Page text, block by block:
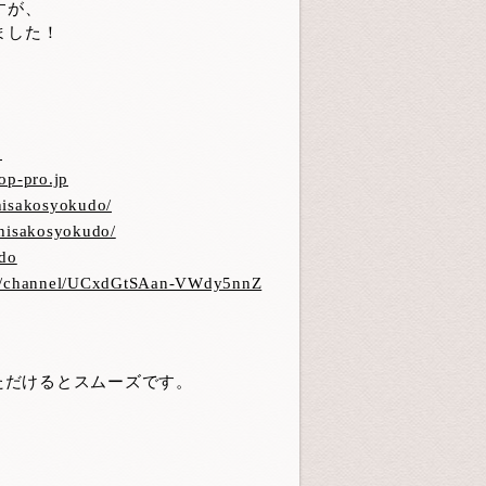
、
た！
pro.jp
UCxdGtSAan-VWdy5nnZ
けるとスムーズです。